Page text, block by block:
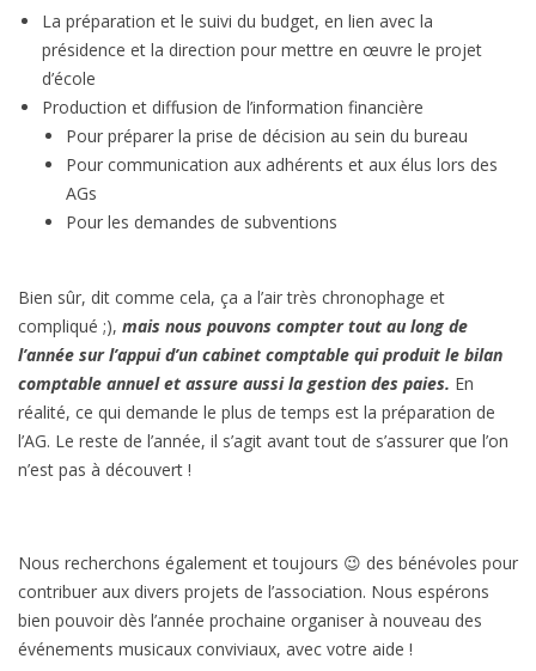
La préparation et le suivi du budget, en lien avec la
présidence et la direction pour mettre en œuvre le projet
d’école
Production et diffusion de l’information financière
Pour préparer la prise de décision au sein du bureau
Pour communication aux adhérents et aux élus lors des
AGs
Pour les demandes de subventions
Bien sûr, dit comme cela, ça a l’air très chronophage et
compliqué ;), mais nous pouvons compter tout au long de
l’année sur l’appui d’un cabinet comptable qui produit le bilan
comptable annuel et assure aussi la gestion des paies. En
réalité, ce qui demande le plus de temps est la préparation de
l’AG. Le reste de l’année, il s’agit avant tout de s’assurer que l’on
n’est pas à découvert !
Nous recherchons également et toujours 😉 des bénévoles pour
contribuer aux divers projets de l’association. Nous espérons
bien pouvoir dès l’année prochaine organiser à nouveau des
événements musicaux conviviaux, avec votre aide !